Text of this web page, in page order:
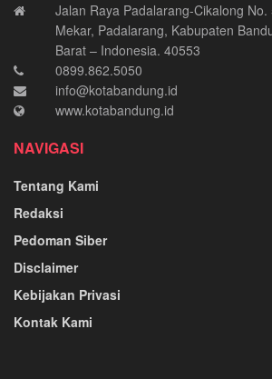
Jalan Raya Padalarang-Cikalong
Mekar, Padalarang, Kabupaten
Barat – Indonesia. 40553
0899.862.5050
info@kotabandung.id
www.kotabandung.id
NAVIGASI
Tentang Kami
Redaksi
Pedoman Siber
Disclaimer
Kebijakan Privasi
Kontak Kami